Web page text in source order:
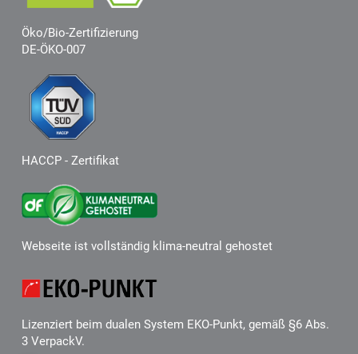
Öko/Bio-Zertifizierung
DE-ÖKO-007
HACCP - Zertifikat
Webseite ist vollständig klima-neutral gehostet
Lizenziert beim dualen System EKO-Punkt, gemäß §6 Abs.
3 VerpackV.